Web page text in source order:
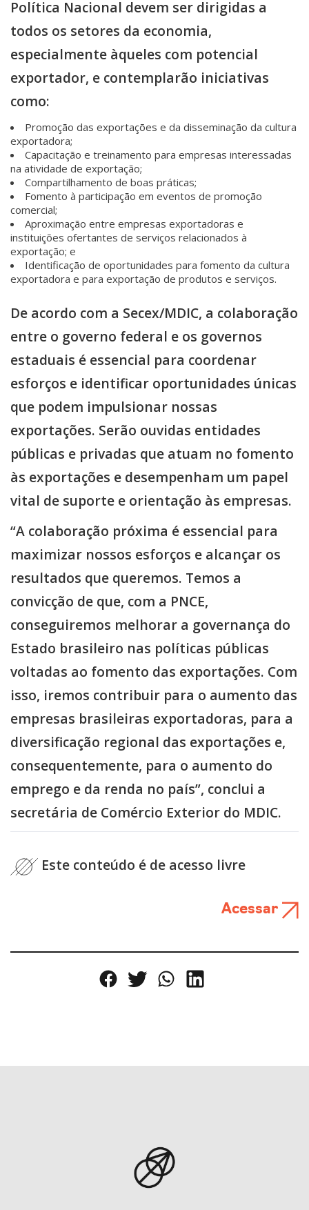
Política Nacional devem ser dirigidas a
todos os setores da economia,
especialmente àqueles com potencial
exportador, e contemplarão iniciativas
como:
Promoção das exportações e da disseminação da cultura
exportadora;
Capacitação e treinamento para empresas interessadas
na atividade de exportação;
Compartilhamento de boas práticas;
Fomento à participação em eventos de promoção
comercial;
Aproximação entre empresas exportadoras e
instituições ofertantes de serviços relacionados à
exportação; e
Identificação de oportunidades para fomento da cultura
exportadora e para exportação de produtos e serviços.
De acordo com a Secex/MDIC, a colaboração
entre o governo federal e os governos
estaduais é essencial para coordenar
esforços e identificar oportunidades únicas
que podem impulsionar nossas
exportações. Serão ouvidas entidades
públicas e privadas que atuam no fomento
às exportações e desempenham um papel
vital de suporte e orientação às empresas.
“A colaboração próxima é essencial para
maximizar nossos esforços e alcançar os
resultados que queremos. Temos a
convicção de que, com a PNCE,
conseguiremos melhorar a governança do
Estado brasileiro nas políticas públicas
voltadas ao fomento das exportações. Com
isso, iremos contribuir para o aumento das
empresas brasileiras exportadoras, para a
diversificação regional das exportações e,
consequentemente, para o aumento do
emprego e da renda no país”, conclui a
secretária de Comércio Exterior do MDIC.
Este conteúdo é de acesso livre
Acessar